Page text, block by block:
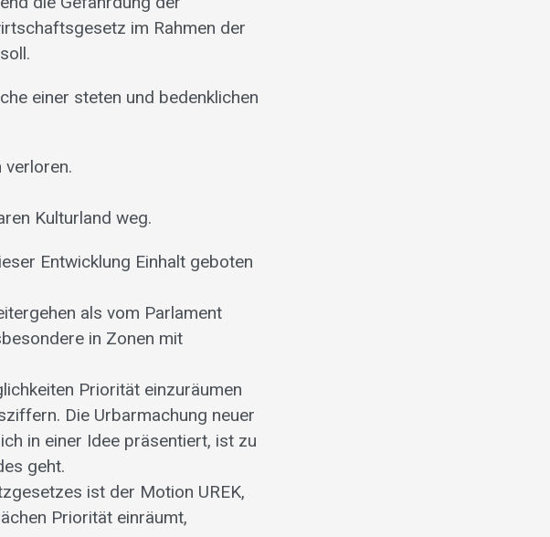
im Rahmen der
einer steten und bedenklichen
Kulturland weg.
Entwicklung Einhalt geboten
als vom Parlament
in Zonen mit
Priorität einzuräumen
Die Urbarmachung neuer
in einer Idee präsentiert, ist zu
geht.
ist der Motion UREK,
Priorität einräumt,